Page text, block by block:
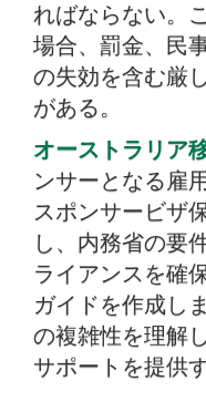
482ビザの義務に
ればならない。
場合、罰金、民
の失効を含む厳
がある。
オーストラリア
ンサーとなる雇
スポンサービザ
し、内務省の要
ライアンスを確
ガイドを作成し
の複雑性を理解
サポートを提供